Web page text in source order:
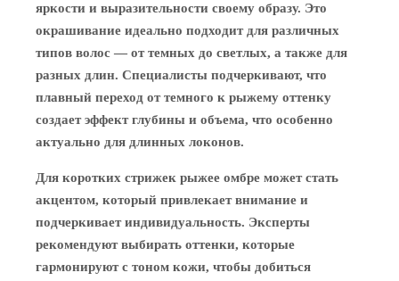
яркости и выразительности своему образу. Это
окрашивание идеально подходит для различных
типов волос — от темных до светлых, а также для
разных длин. Специалисты подчеркивают, что
плавный переход от темного к рыжему оттенку
создает эффект глубины и объема, что особенно
актуально для длинных локонов.
Для коротких стрижек рыжее омбре может стать
акцентом, который привлекает внимание и
подчеркивает индивидуальность. Эксперты
рекомендуют выбирать оттенки, которые
гармонируют с тоном кожи, чтобы добиться